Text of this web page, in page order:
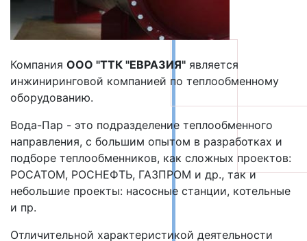
Компания ООО "ТТК "ЕВРАЗИЯ" является
инжиниринговой компанией по теплообменному
оборудованию.
Вода-Пар - это подразделение теплообменного
направления, с большим опытом в разработках и
подборе теплообменников, как сложных проектов:
РОСАТОМ, РОСНЕФТЬ, ГАЗПРОМ и др., так и
небольшие проекты: насосные станции, котельные
и пр.
Отличительной характеристикой деятельности